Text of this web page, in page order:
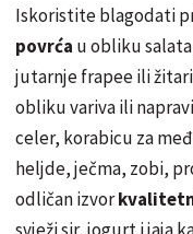
Iskoristite blagodati
povrća u obliku
jutarnje frapee ili
obliku variva ili
celer, korabicu za
heljde, ječma, zobi,
odličan izvor